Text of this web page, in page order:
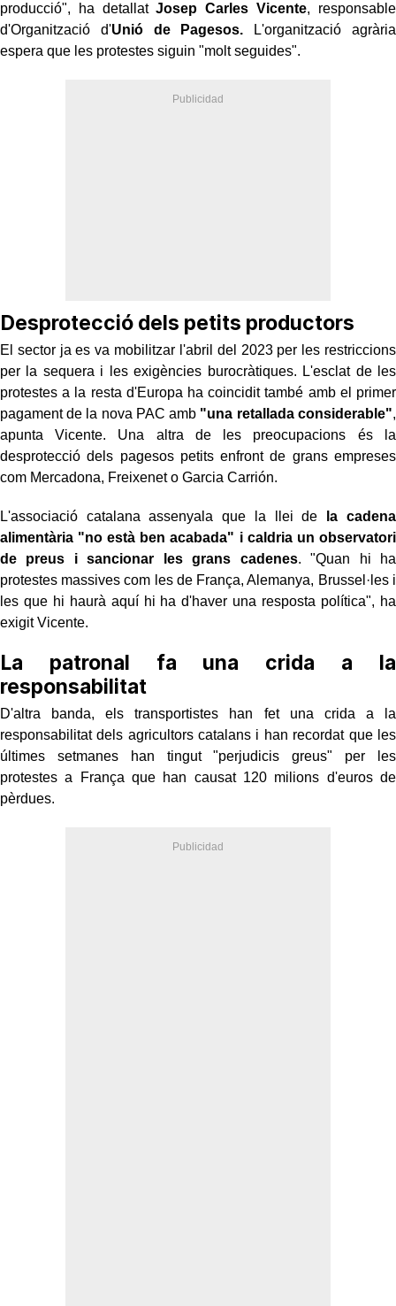
producció", ha detallatJosep Carles Vicente, responsable
d'Organització d'Unió de Pagesos. L'organització agrària
espera que les protestes siguin "molt seguides".
Desprotecció dels petits productors
El sector ja es va mobilitzar l'abril del 2023 per les restriccions
per la sequera i les exigències burocràtiques. L'esclat de les
protestes a la resta d'Europa ha coincidit també amb el primer
pagament de la nova PAC amb "una retallada considerable",
apunta Vicente. Una altra de les preocupacions és la
desprotecció dels pagesos petits enfront de grans empreses
com Mercadona, Freixenet o Garcia Carrión.
L'associació catalana assenyala que la llei de
la cadena
alimentària "no està ben acabada" i caldria un observatori
de preus i sancionar les grans cadenes. "Quan hi ha
protestes massives com les de França, Alemanya, Brussel·les i
les que hi haurà aquí hi ha d'haver una resposta política", ha
exigit Vicente.
La patronal fa una crida a la
responsabilitat
D'altra banda, els transportistes han fet una crida a la
responsabilitat dels agricultors catalans i han recordat que les
últimes setmanes han tingut "perjudicis greus" per les
protestes a França que han causat 120 milions d'euros de
pèrdues.